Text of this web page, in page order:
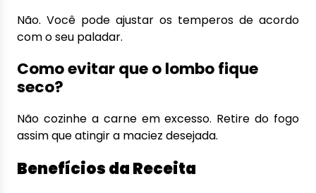
Não. Você pode ajustar os temperos de acordo
com o seu paladar.
Como evitar que o lombo fique
seco?
Não cozinhe a carne em excesso. Retire do fogo
assim que atingir a maciez desejada.
Benefícios da Receita